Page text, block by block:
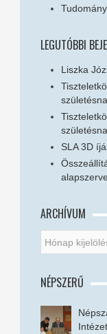
Tudomány
LEGUTÓBBI
Liszka
SLA 3D
ARCHÍVUM
NÉPSZERŰ